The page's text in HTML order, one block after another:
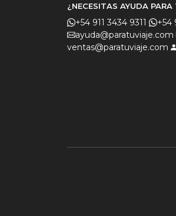
¿NECESITAS AYUDA PARA
+54 911 3434 9311
+54
ayuda@paratuviaje.com
ventas@paratuviaje.com